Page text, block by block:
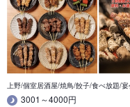
上野/個室居酒屋/焼鳥/餃子/食べ放題/宴
3001～4000円